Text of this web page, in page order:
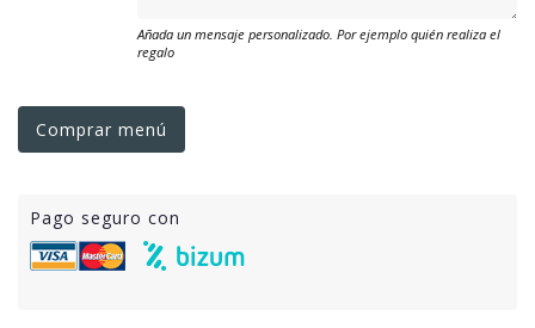
Añada un mensaje personalizado. Por ejemplo quién realiza el
regalo
Comprar menú
Pago seguro con